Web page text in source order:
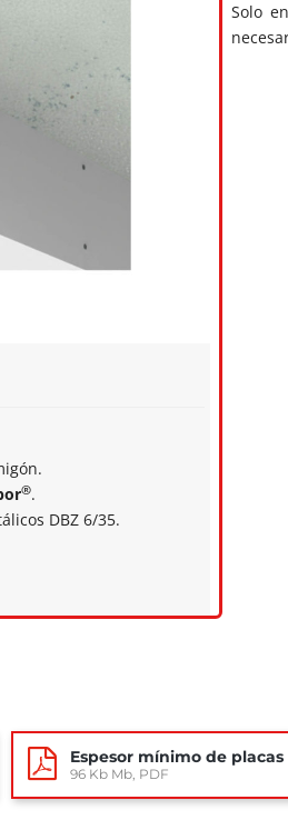
®.
DBZ 6/35.
Solo
Espesor mínimo de placas
96 Kb Mb, PDF